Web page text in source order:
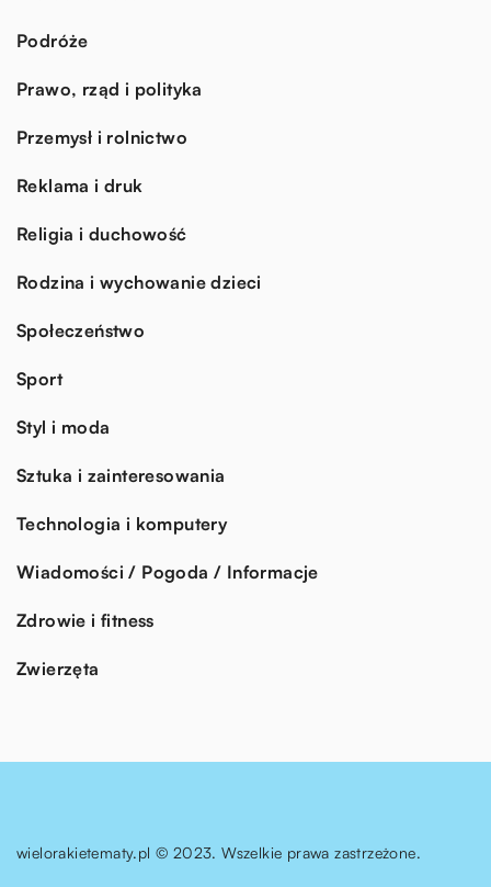
Podróże
Prawo, rząd i polityka
Przemysł i rolnictwo
Reklama i druk
Religia i duchowość
Rodzina i wychowanie dzieci
Społeczeństwo
Sport
Styl i moda
Sztuka i zainteresowania
Technologia i komputery
Wiadomości / Pogoda / Informacje
Zdrowie i fitness
Zwierzęta
wielorakietematy.pl © 2023. Wszelkie prawa zastrzeżone.